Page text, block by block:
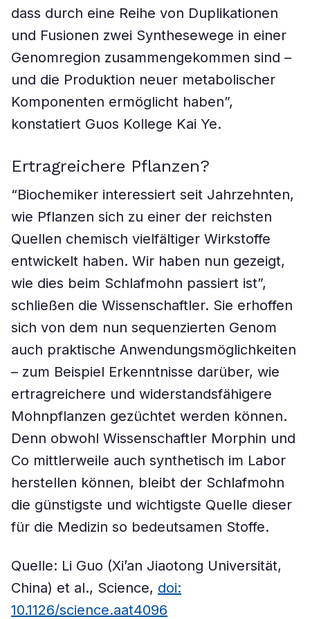
dass durch eine Reihe von Duplikationen
und Fusionen zwei Synthesewege in einer
Genomregion zusammengekommen sind –
und die Produktion neuer metabolischer
Komponenten ermöglicht haben”,
konstatiert Guos Kollege Kai Ye.
Ertragreichere Pflanzen?
“Biochemiker interessiert seit Jahrzehnten,
wie Pflanzen sich zu einer der reichsten
Quellen chemisch vielfältiger Wirkstoffe
entwickelt haben. Wir haben nun gezeigt,
wie dies beim Schlafmohn passiert ist”,
schließen die Wissenschaftler. Sie erhoffen
sich von dem nun sequenzierten Genom
auch praktische Anwendungsmöglichkeiten
– zum Beispiel Erkenntnisse darüber, wie
ertragreichere und widerstandsfähigere
Mohnpflanzen gezüchtet werden können.
Denn obwohl Wissenschaftler Morphin und
Co mittlerweile auch synthetisch im Labor
herstellen können, bleibt der Schlafmohn
die günstigste und wichtigste Quelle dieser
für die Medizin so bedeutsamen Stoffe.
Quelle: Li Guo (Xi’an Jiaotong Universität,
China) et al., Science, doi:
10.1126/science.aat4096